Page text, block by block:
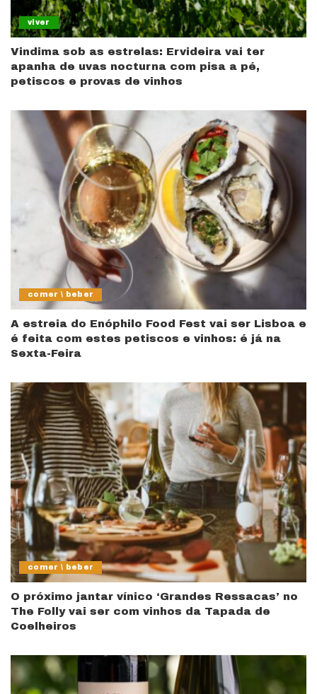
viver
Vindima sob as estrelas: Ervideira vai ter
apanha de uvas nocturna com pisa a pé,
petiscos e provas de vinhos
comer \ beber
A estreia do Enóphilo Food Fest vai ser Lisboa e
é feita com estes petiscos e vinhos: é já na
Sexta-Feira
comer \ beber
O próximo jantar vínico ‘Grandes Ressacas’ no
The Folly vai ser com vinhos da Tapada de
Coelheiros